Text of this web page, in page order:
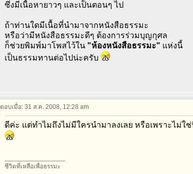
ซึ่งมีเนื้อหายาวๆ และเป็นตอนๆ ไป
ถ้าท่านใดมีเนื้อที่นำมาจากหนังสือธรรมะ
หรือว่ามีหนังสือธรรมะดีๆ ต้องการร่วมบุญกุศล
ก็ช่วยพิมพ์มาโพสไว้ใน "ห้องหนังสือธรรมะ" แห่งนี้
เป็นธรรมทานต่อไปน่ะครับ
ตอบเมื่อ: 31 ส.ค. 2008, 12:28 am
ดีค่ะ แต่ทำไมถึงไม่มีใครนำมาลงเลย หรือเพราะไม่
ชีวิตที่เหลือเพื่อธรรมะ